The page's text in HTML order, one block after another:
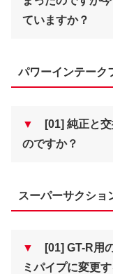
ていますか？
パワーインテーク
▼
[01] 純正と交
のですか？
スーパーサクショ
▼
[01] GT-R用
ミパイプに変更